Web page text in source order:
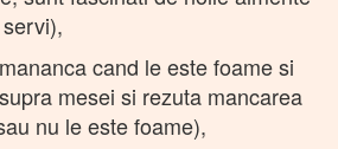
cand le este foame si
mesei si rezuta mancarea
nu le este foame),